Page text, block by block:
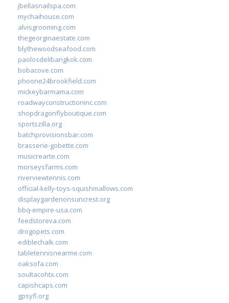
jbellasnailspa.com
mychaihouse.com
alvisgrooming.com
thegeorginaestate.com
blythewoodseafood.com
paolosdelibangkok.com
bobacove.com
phoone24brookfield.com
mickeybarmama.com
roadwayconstructioninc.com
shopdragonflyboutique.com
sportszilla.org
batchprovisionsbar.com
brasserie-gobette.com
musicrearte.com
morseysfarms.com
riverviewtennis.com
official-kelly-toys-squishmallows.com
displaygardenonsuncrest.org
bbq-empire-usa.com
feedstoreva.com
drogopets.com
ediblechalk.com
tabletennisnearme.com
oaksofa.com
soultacohtx.com
capishcaps.com
gpsyfl.org